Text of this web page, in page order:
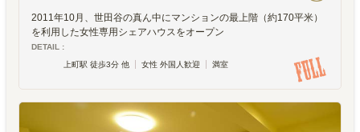
2011年10月、世田谷の真ん中にマンションの最上階（約170平米）
を利用した女性専用シェアハウスをオープン
DETAIL :
上町駅 徒歩3分 他
女性 外国人歓迎 満室